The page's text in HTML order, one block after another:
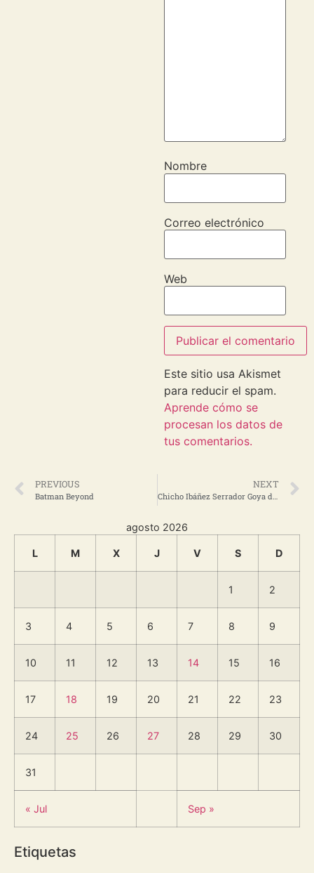
Nombre
Correo electrónico
Web
Este sitio usa Akismet
para reducir el spam.
Aprende cómo se
procesan los datos de
tus comentarios.
PREVIOUS
Batman Beyond
NEXT
agosto 2026
L M X J V S D
1 2
3 4 5 6 7 8 9
10 11 12 13 14 15 16
17 18 19 20 21 22 23
24 25 26 27 28 29 30
31
« Jul Sep »
Etiquetas